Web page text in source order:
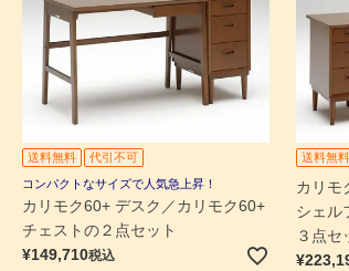
送料無料
代引不可
コンパクトなサイズで人気急上昇！
カリモク60+ デスク／カリモク60+
チェストの２点セット
¥149,710税込
送料無料
カリモ
シェル
３点セ
¥